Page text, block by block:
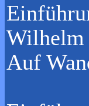
Wilhelm
Auf